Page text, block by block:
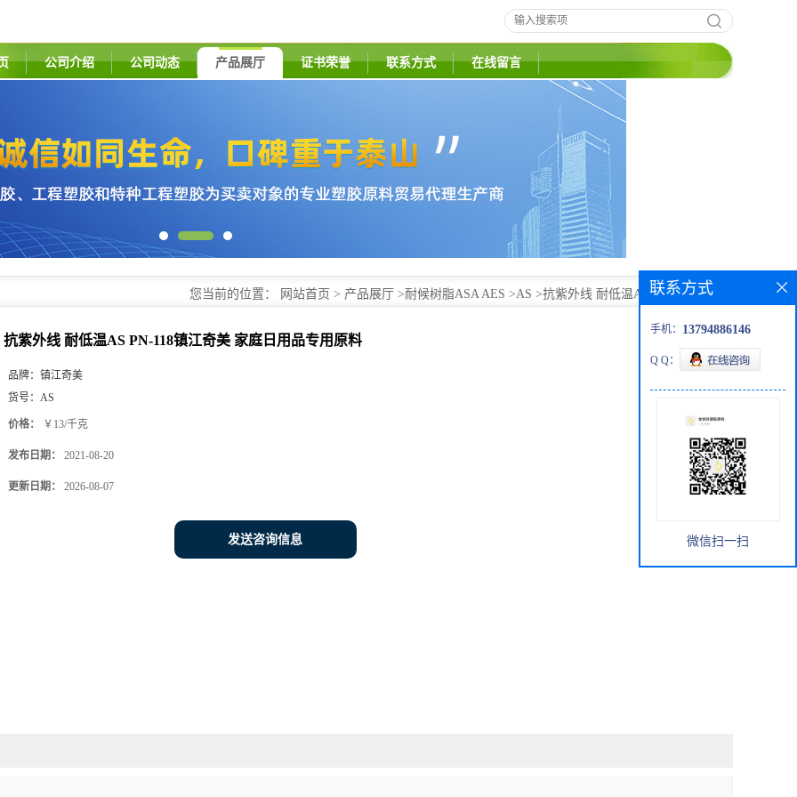
公司介绍 公司动态 产品展厅 证书荣誉 联系方式 在线留言
您当前的位置： 网站首页 > 产品展厅 >耐候树脂ASA AES >AS >抗紫外线 耐低温AS PN-118镇江
奇美 家庭日用品专用原料
抗紫外线 耐低温AS PN-118镇江奇美 家庭日用品专用原料
品牌： 镇江奇美
货号： AS
价格： ￥13/千克
发布日期： 2021-08-20
更新日期： 2026-08-07
发送咨询信息
联系方式
手机： 13794886146
Q Q：
微信扫一扫